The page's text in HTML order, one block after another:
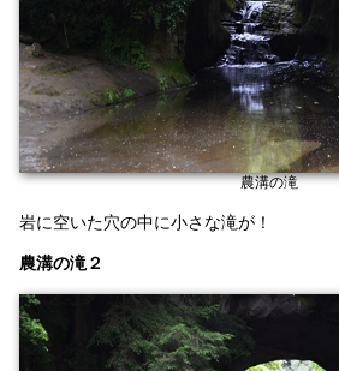
農溝の滝
岩に空いた穴の中に小さな滝が！
農溝の滝２